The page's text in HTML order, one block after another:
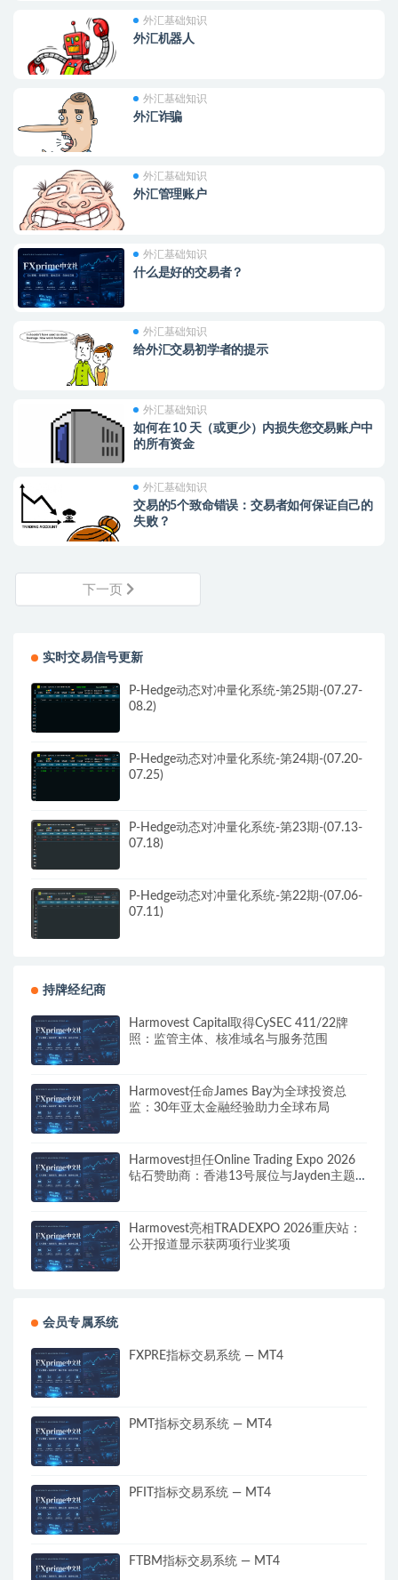
外汇基础知识
外汇机器人
外汇基础知识
外汇诈骗
外汇基础知识
外汇管理账户
外汇基础知识
什么是好的交易者？
外汇基础知识
给外汇交易初学者的提示
外汇基础知识
如何在 10 天（或更少）内损失您交易账户中
的所有资金
外汇基础知识
交易的5个致命错误：交易者如何保证自己的
失败？
下一页
实时交易信号更新
P-Hedge动态对冲量化系统-第25期-(07.27-
08.2)
P-Hedge动态对冲量化系统-第24期-(07.20-
07.25)
P-Hedge动态对冲量化系统-第23期-(07.13-
07.18)
P-Hedge动态对冲量化系统-第22期-(07.06-
07.11)
持牌经纪商
Harmovest Capital取得CySEC 411/22牌
照：监管主体、核准域名与服务范围
Harmovest任命James Bay为全球投资总
监：30年亚太金融经验助力全球布局
Harmovest担任Online Trading Expo 2026
钻石赞助商：香港13号展位与Jayden主题
Harmovest亮相TRADEXPO 2026重庆站：
公开报道显示获两项行业奖项
会员专属系统
FXPRE指标交易系统 — MT4
PMT指标交易系统 — MT4
PFIT指标交易系统 — MT4
FTBM指标交易系统 — MT4